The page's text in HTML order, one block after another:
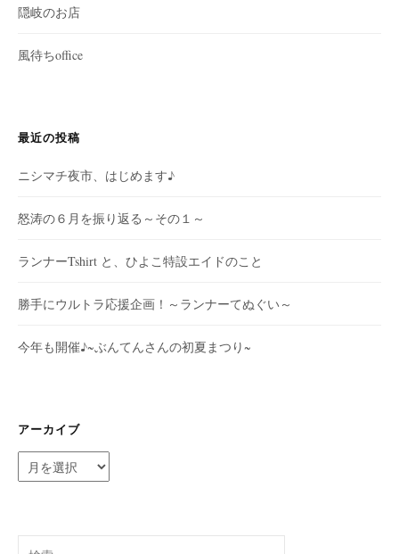
隠岐のお店
風待ちoffice
最近の投稿
ニシマチ夜市、はじめます♪
怒涛の６月を振り返る～その１～
ランナーTshirt と、ひよこ特設エイドのこと
勝手にウルトラ応援企画！～ランナーてぬぐい～
今年も開催♪~ぶんてんさんの初夏まつり~
アーカイブ
ー
ブ